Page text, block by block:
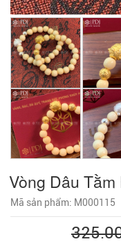
Vòng Dâu
Mã sản phẩm: M000115